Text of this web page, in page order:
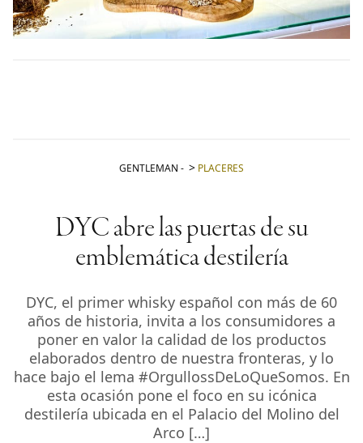
GENTLEMAN - PLACERES
DYC abre las puertas de su
emblemática destilería
DYC, el primer whisky español con más de 60
años de historia, invita a los consumidores a
poner en valor la calidad de los productos
elaborados dentro de nuestra fronteras, y lo
hace bajo el lema #OrgullossDeLoQueSomos. En
esta ocasión pone el foco en su icónica
destilería ubicada en el Palacio del Molino del
Arco […]